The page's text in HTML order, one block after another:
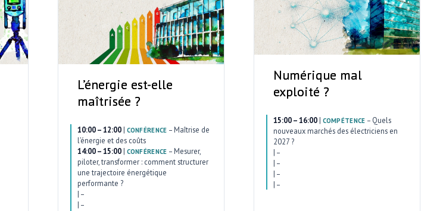
L’énergie est-elle
maîtrisée ?
10:00 – 12:00| CONFÉRENCE – Maîtrise de
l’énergie et des coûts
14:00 – 15:00| CONFÉRENCE – Mesurer,
piloter, transformer : comment structurer
une trajectoire énergétique
performante ?
| –
| –
Numérique mal
exploité ?
15:00 – 16:00| COMPÉTENCE – Quels
nouveaux marchés des électriciens en
2027 ?
| –
| –
| –
| –